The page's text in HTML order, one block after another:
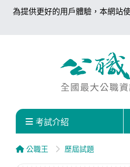
為提供更好的用戶體驗，本網站
考試介紹
公職王 歷屆試題